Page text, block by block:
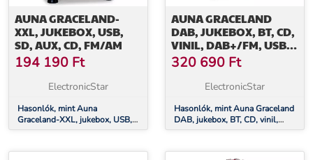
AUNA GRACELAND-
XXL, JUKEBOX, USB,
SD, AUX, CD, FM/AM
194 190 Ft
ElectronicStar
Hasonlók, mint Auna
Graceland-XXL, jukebox, USB,
SD, AUX, CD, FM/AM
AUNA GRACELAND
DAB, JUKEBOX, BT, CD,
VINIL, DAB+/FM, USB,
SD, AUX BEMENET, LED
LÁMPA
320 690 Ft
ElectronicStar
Hasonlók, mint Auna Graceland
DAB, jukebox, BT, CD, vinil,
DAB+/FM, USB, SD, AUX